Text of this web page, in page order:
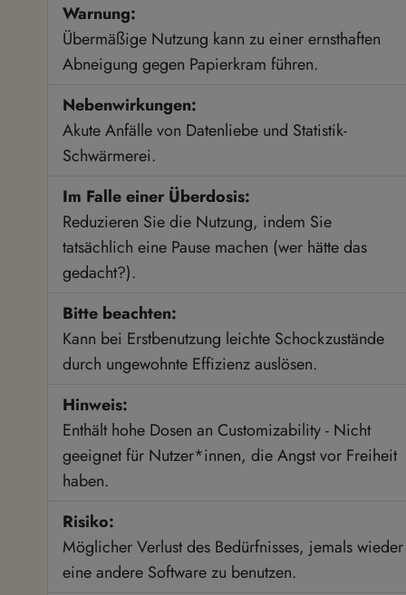
Warnung:
Übermäßige Nutzung kann zu einer ernsthaften
Abneigung gegen Papierkram führen.
Nebenwirkungen:
Akute Anfälle von Datenliebe und Statistik-
Schwärmerei.
Im Falle einer Überdosis:
Reduzieren Sie die Nutzung, indem Sie
tatsächlich eine Pause machen (wer hätte das
gedacht?).
Bitte beachten:
Kann bei Erstbenutzung leichte Schockzustände
durch ungewohnte Effizienz auslösen.
Hinweis:
Enthält hohe Dosen an Customizability - Nicht
geeignet für Nutzer*innen, die Angst vor Freiheit
haben.
Risiko:
Möglicher Verlust des Bedürfnisses, jemals wieder
eine andere Software zu benutzen.